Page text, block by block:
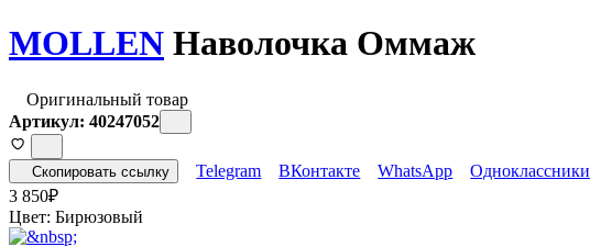
MOLLEN Наволочка Оммаж
Оригинальный товар
Артикул: 40247052
Скопировать ссылку Telegram ВКонтакте WhatsApp
Одноклассники
3 850₽
Цвет: Бирюзовый